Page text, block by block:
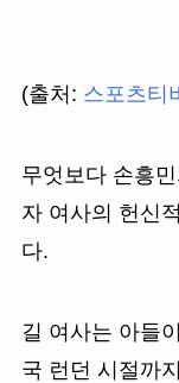
(출처: 스포츠티
무엇보다 손흥
자 여사의 헌신
다.
길 여사는 아들
국 런던 시절까